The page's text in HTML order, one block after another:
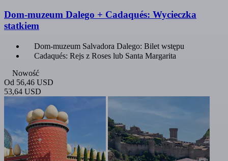
Dom-muzeum Dalego + Cadaqués: Wycieczka
statkiem
Dom-muzeum Salvadora Dalego: Bilet wstępu
Cadaqués: Rejs z Roses lub Santa Margarita
Nowość
Od 56,46 USD
53,64 USD